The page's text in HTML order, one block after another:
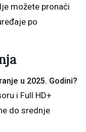
možete pronaći
po
u 2025. Godini?
i Full HD+
do srednje